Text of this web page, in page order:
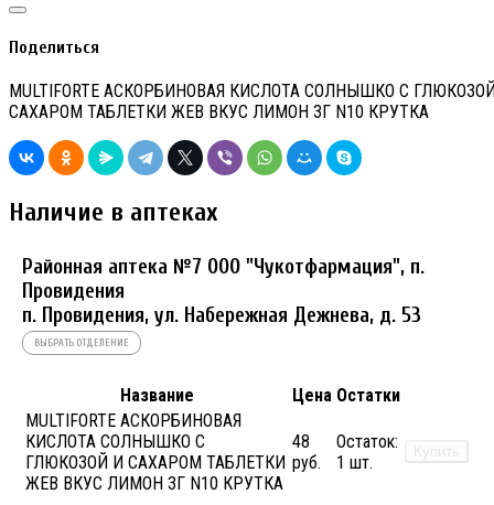
Поделиться
MULTIFORTE АСКОРБИНОВАЯ КИСЛОТА СОЛНЫШКО С
САХАРОМ ТАБЛЕТКИ ЖЕВ ВКУС ЛИМОН 3Г N10 КРУТКА
Наличие в аптеках
Районная аптека №7 ООО "Чукотфармация", п.
Провидения
п. Провидения, ул. Набережная Дежнева, д. 53
ВЫБРАТЬ ОТДЕЛЕНИЕ
Название Цена Остатки
MULTIFORTE АСКОРБИНОВАЯ
КИСЛОТА СОЛНЫШКО С
ГЛЮКОЗОЙ И САХАРОМ ТАБЛЕТКИ
ЖЕВ ВКУС ЛИМОН 3Г N10 КРУТКА
48
руб.
Остаток:
1 шт.
Купить